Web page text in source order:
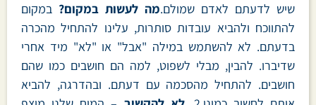
שיש לדעתם לאדם שמולם.מה לעשות במקום? במקום
להתווכח ולהביא עובדות סותרות, עלינו להתחיל מהכרה
בדעתם. לא להשתמש במילה "אבל" או "לא" מיד אחרי
שדיברו. להבין, מבלי לשפוט, למה הם חושבים כמו שהם
חושבים. להתחיל מהסכמה עם דעתם. ובהדרגה, להביא